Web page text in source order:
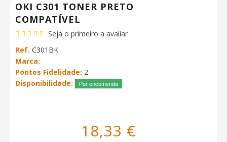
OKI C301 TONER PRETO
COMPATÍVEL
Seja o primeiro a avaliar
Ref. C301BK
Marca:
Pontos Fidelidade: 2
Disponibilidade:
Por encomenda
18,33 €